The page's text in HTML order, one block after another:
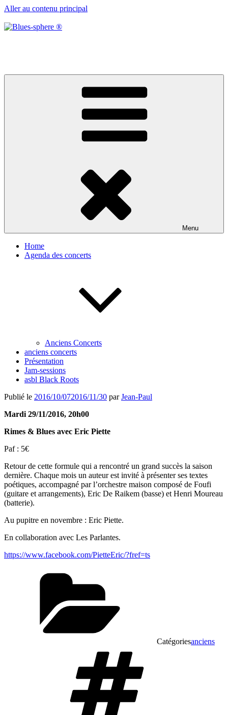
Aller au contenu principal
Menu
Home
Agenda des concerts
Anciens Concerts
anciens concerts
Présentation
Jam-sessions
asbl Black Roots
Publié le 2016/10/072016/11/30 parJean-Paul
Mardi 29/11/2016, 20h00
Rimes & Blues avec Eric Piette
Paf : 5€
Retour de cette formule qui a rencontré un grand succès la saison
dernière. Chaque mois un auteur est invité à présenter ses textes
poétiques, accompagné par l’orchestre maison composé de Foufi
(guitare et arrangements), Eric De Raikem (basse) et Henri Moureau
(batterie).
Au pupitre en novembre : Eric Piette.
En collaboration avec Les Parlantes.
https://www.facebook.com/PietteEric/?fref=ts
Catégoriesanciens